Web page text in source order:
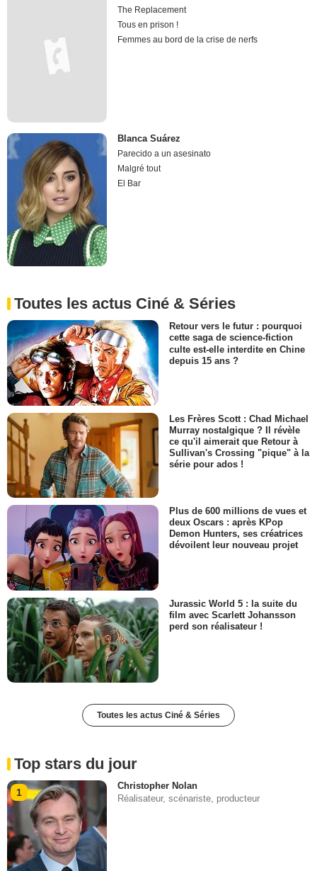
The Replacement
Tous en prison !
Femmes au bord de la crise de nerfs
Blanca Suárez
Parecido a un asesinato
Malgré tout
El Bar
Toutes les actus Ciné & Séries
Retour vers le futur : pourquoi
cette saga de science-fiction
culte est-elle interdite en Chine
depuis 15 ans ?
Les Frères Scott : Chad Michael
Murray nostalgique ? Il révèle
ce qu'il aimerait que Retour à
Sullivan's Crossing "pique" à la
série pour ados !
Plus de 600 millions de vues et
deux Oscars : après KPop
Demon Hunters, ses créatrices
dévoilent leur nouveau projet
Jurassic World 5 : la suite du
film avec Scarlett Johansson
perd son réalisateur !
Toutes les actus Ciné & Séries
Top stars du jour
1
Christopher Nolan
Réalisateur, scénariste, producteur